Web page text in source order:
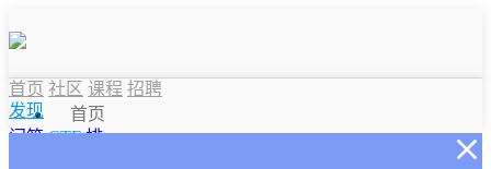
首页
首页 社区 课程 招聘
发现
问答 CTF 排